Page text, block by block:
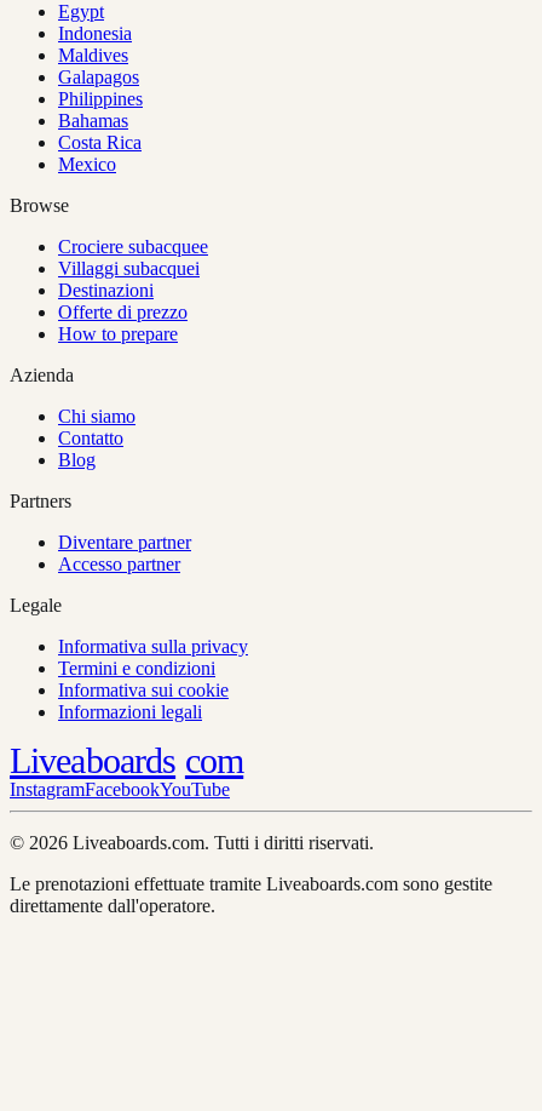
Egypt
Indonesia
Maldives
Galapagos
Philippines
Bahamas
Costa Rica
Mexico
Browse
Crociere subacquee
Villaggi subacquei
Destinazioni
Offerte di prezzo
How to prepare
Azienda
Chi siamo
Contatto
Blog
Partners
Diventare partner
Accesso partner
Legale
Informativa sulla privacy
Termini e condizioni
Informativa sui cookie
Informazioni legali
Liveaboards com
InstagramFacebookYouTube
© 2026 Liveaboards.com. Tutti i diritti riservati.
Le prenotazioni effettuate tramite Liveaboards.com sono gestite
direttamente dall'operatore.